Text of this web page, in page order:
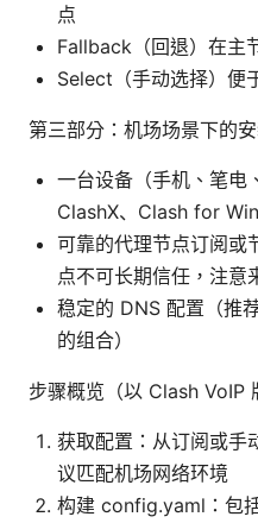
点
Fallback（回退）在主
Select（手动选择）便
第三部分：机场场景下的
一台设备（手机、笔电
ClashX、Clash for
可靠的代理节点订阅或
点不可长期信任，注意
稳定的 DNS 配置（推
的组合）
步骤概览（以 Clash VoIP
获取配置：从订阅或手
议匹配机场网络环境
构建 config.yaml：包